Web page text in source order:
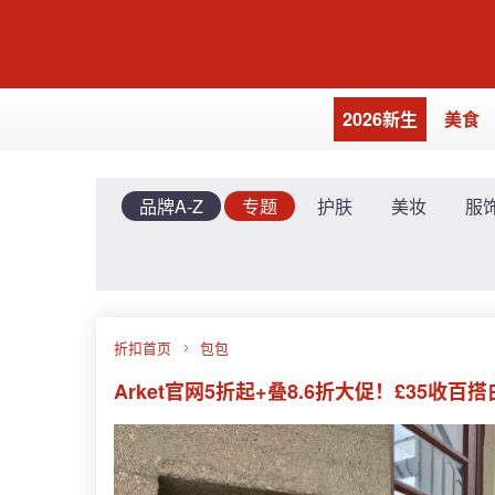
2026新生 美食
品牌A-Z 专题 护肤 美妆 服
折扣首页 包包
Arket官网5折起+叠8.6折大促！£35收百